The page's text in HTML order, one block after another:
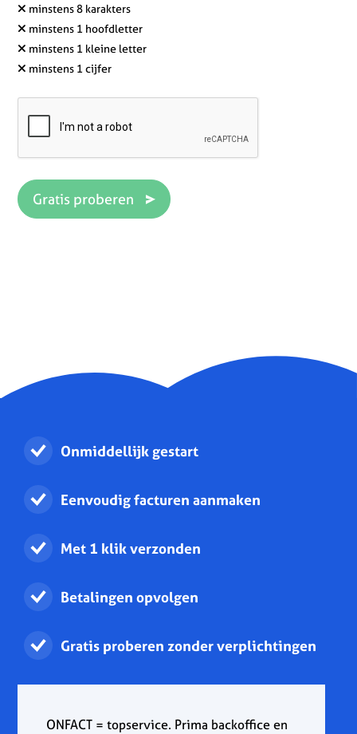
minstens 8 karakters
minstens 1 hoofdletter
minstens 1 kleine letter
minstens 1 cijfer
Onmiddellijk gestart
Eenvoudig facturen aanmaken
Met 1 klik verzonden
Betalingen opvolgen
Gratis proberen zonder verplichtingen
ONFACT = topservice. Prima backoffice en